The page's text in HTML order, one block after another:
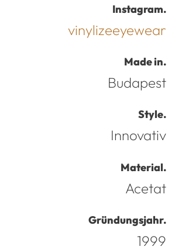
Instagram.
vinylizeeyewear
Made in.
Budapest
Style.
Innovativ
Material.
Acetat
Gründungsjahr.
1999